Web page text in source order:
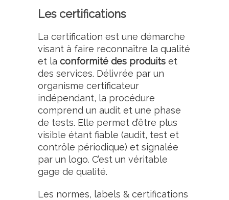
Les certifications
La certification est une démarche
visant à faire reconnaître la qualité
et la conformité des produits et
des services. Délivrée par un
organisme certificateur
indépendant, la procédure
comprend un audit et une phase
de tests. Elle permet d’être plus
visible étant fiable (audit, test et
contrôle périodique) et signalée
par un logo. C’est un véritable
gage de qualité.
Les normes, labels & certifications